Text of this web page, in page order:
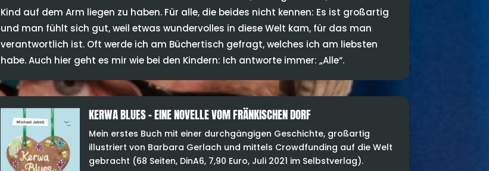
Kind auf dem Arm liegen zu haben. Für alle, die beides nicht kennen: Es ist großartig
und man fühlt sich gut, weil etwas wundervolles in diese Welt kam, für das man
verantwortlich ist. Oft werde ich am Büchertisch gefragt, welches ich am liebsten
habe. Auch hier geht es mir wie bei den Kindern: Ich antworte immer: „Alle“.
KERWA BLUES – EINE NOVELLE VOM FRÄNKISCHEN DORF
Mein erstes Buch mit einer durchgängigen Geschichte, großartig
illustriert von Barbara Gerlach und mittels Crowdfunding auf die Welt
gebracht (68 Seiten, DinA6, 7,90 Euro, Juli 2021 im Selbstverlag).